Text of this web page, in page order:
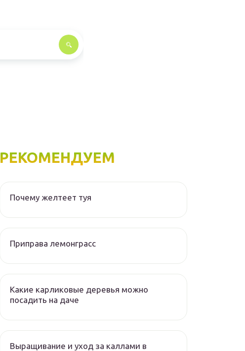
РЕКОМЕНДУЕМ
Почему желтеет туя
Приправа лемонграсс
Какие карликовые деревья можно
посадить на даче
Выращивание и уход за каллами в